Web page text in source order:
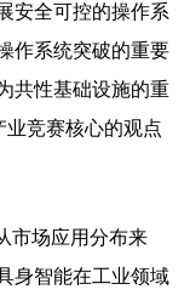
安全可控的操作系
作系统突破的重要
共性基础设施的重
业竞赛核心的观点
市场应用分布来
身智能在工业领域